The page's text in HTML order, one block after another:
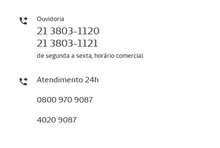
Ouvidoria
21 3803-1120
21 3803-1121
de segunda a sexta, horário comercial
Atendimento 24h
0800 970 9087
4020 9087